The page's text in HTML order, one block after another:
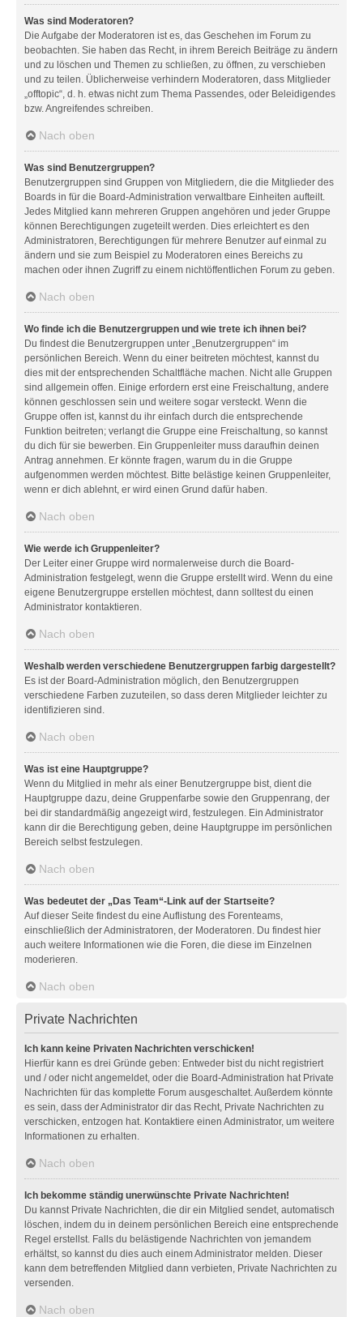
Was sind Moderatoren?
Die Aufgabe der Moderatoren ist es, das Geschehen im Forum zu
beobachten. Sie haben das Recht, in ihrem Bereich Beiträge zu ändern
und zu löschen und Themen zu schließen, zu öffnen, zu verschieben
und zu teilen. Üblicherweise verhindern Moderatoren, dass Mitglieder
„offtopic“, d. h. etwas nicht zum Thema Passendes, oder Beleidigendes
bzw. Angreifendes schreiben.
Nach oben
Was sind Benutzergruppen?
Benutzergruppen sind Gruppen von Mitgliedern, die die Mitglieder des
Boards in für die Board-Administration verwaltbare Einheiten aufteilt.
Jedes Mitglied kann mehreren Gruppen angehören und jeder Gruppe
können Berechtigungen zugeteilt werden. Dies erleichtert es den
Administratoren, Berechtigungen für mehrere Benutzer auf einmal zu
ändern und sie zum Beispiel zu Moderatoren eines Bereichs zu
machen oder ihnen Zugriff zu einem nichtöffentlichen Forum zu geben.
Nach oben
Wo finde ich die Benutzergruppen und wie trete ich ihnen bei?
Du findest die Benutzergruppen unter „Benutzergruppen“ im
persönlichen Bereich. Wenn du einer beitreten möchtest, kannst du
dies mit der entsprechenden Schaltfläche machen. Nicht alle Gruppen
sind allgemein offen. Einige erfordern erst eine Freischaltung, andere
können geschlossen sein und weitere sogar versteckt. Wenn die
Gruppe offen ist, kannst du ihr einfach durch die entsprechende
Funktion beitreten; verlangt die Gruppe eine Freischaltung, so kannst
du dich für sie bewerben. Ein Gruppenleiter muss daraufhin deinen
Antrag annehmen. Er könnte fragen, warum du in die Gruppe
aufgenommen werden möchtest. Bitte belästige keinen Gruppenleiter,
wenn er dich ablehnt, er wird einen Grund dafür haben.
Nach oben
Wie werde ich Gruppenleiter?
Der Leiter einer Gruppe wird normalerweise durch die Board-
Administration festgelegt, wenn die Gruppe erstellt wird. Wenn du eine
eigene Benutzergruppe erstellen möchtest, dann solltest du einen
Administrator kontaktieren.
Nach oben
Weshalb werden verschiedene Benutzergruppen farbig dargestellt?
Es ist der Board-Administration möglich, den Benutzergruppen
verschiedene Farben zuzuteilen, so dass deren Mitglieder leichter zu
identifizieren sind.
Nach oben
Was ist eine Hauptgruppe?
Wenn du Mitglied in mehr als einer Benutzergruppe bist, dient die
Hauptgruppe dazu, deine Gruppenfarbe sowie den Gruppenrang, der
bei dir standardmäßig angezeigt wird, festzulegen. Ein Administrator
kann dir die Berechtigung geben, deine Hauptgruppe im persönlichen
Bereich selbst festzulegen.
Nach oben
Was bedeutet der „Das Team“-Link auf der Startseite?
Auf dieser Seite findest du eine Auflistung des Forenteams,
einschließlich der Administratoren, der Moderatoren. Du findest hier
auch weitere Informationen wie die Foren, die diese im Einzelnen
moderieren.
Nach oben
Private Nachrichten
Ich kann keine Privaten Nachrichten verschicken!
Hierfür kann es drei Gründe geben: Entweder bist du nicht registriert
und / oder nicht angemeldet, oder die Board-Administration hat Private
Nachrichten für das komplette Forum ausgeschaltet. Außerdem könnte
es sein, dass der Administrator dir das Recht, Private Nachrichten zu
verschicken, entzogen hat. Kontaktiere einen Administrator, um weitere
Informationen zu erhalten.
Nach oben
Ich bekomme ständig unerwünschte Private Nachrichten!
Du kannst Private Nachrichten, die dir ein Mitglied sendet, automatisch
löschen, indem du in deinem persönlichen Bereich eine entsprechende
Regel erstellst. Falls du belästigende Nachrichten von jemandem
erhältst, so kannst du dies auch einem Administrator melden. Dieser
kann dem betreffenden Mitglied dann verbieten, Private Nachrichten zu
versenden.
Nach oben